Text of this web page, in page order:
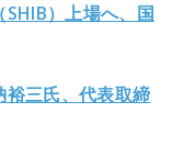
）上場へ、国
裕三氏、代表取締